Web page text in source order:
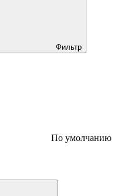
Фильтр
По умолчанию